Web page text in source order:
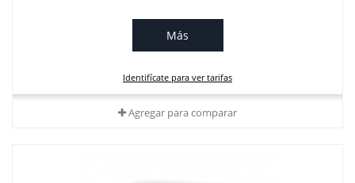
Más
Identifícate para ver tarifas
Agregar para comparar